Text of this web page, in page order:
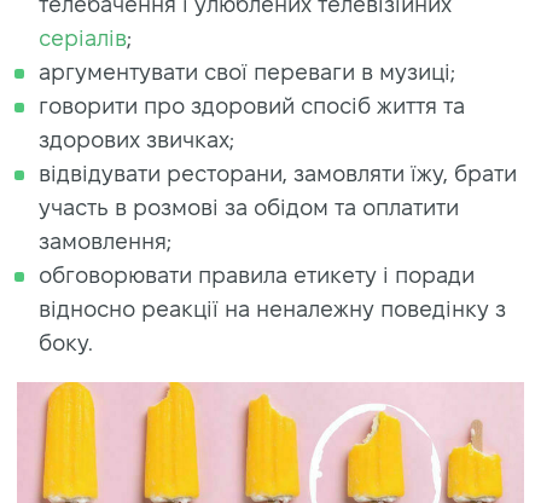
серіалів;
аргументувати свої переваги в музиці;
говорити про здоровий спосіб життя та
здорових звичках;
відвідувати ресторани, замовляти їжу, брати
участь в розмові за обідом та оплатити
замовлення;
обговорювати правила етикету і поради
відносно реакції на неналежну поведінку з
боку.